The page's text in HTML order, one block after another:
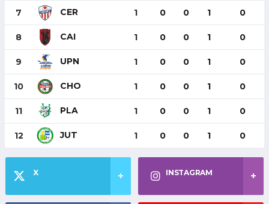
7 CER 1 0 0 1 0
8 CAI 1 0 0 1 0
9 UPN 1 0 0 1 0
10 CHO 1 0 0 1 0
11 PLA 1 0 0 1 0
12 JUT 1 0 0 1 0
X INSTAGRAM